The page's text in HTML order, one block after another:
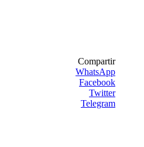
Compartir
WhatsApp
Facebook
Twitter
Telegram